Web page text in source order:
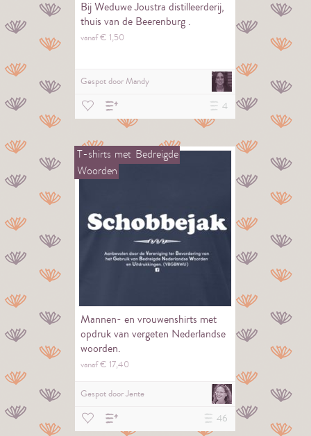
Bij Weduwe Joustra distilleerderij,
thuis van de Beerenburg .
vanaf € 1,50
Gespot doorMandy
4
T-shirts met Bedreigde
Woorden
Mannen- en vrouwenshirts met
opdruk van vergeten Nederlandse
woorden.
vanaf € 17,40
Gespot doorJente
46